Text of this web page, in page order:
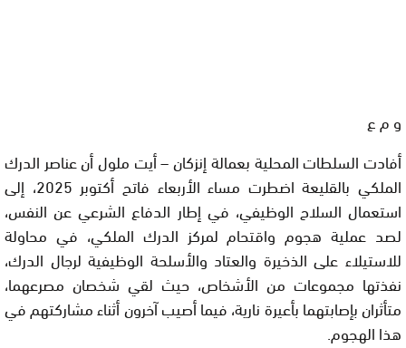
و م ع
أفادت السلطات المحلية بعمالة إنزكان – أيت ملول أن عناصر الدرك
الملكي بالقليعة اضطرت مساء الأربعاء فاتح أكتوبر 2025، إلى
استعمال السلاح الوظيفي، في إطار الدفاع الشرعي عن النفس،
لصد عملية هجوم واقتحام لمركز الدرك الملكي، في محاولة
للاستيلاء على الذخيرة والعتاد والأسلحة الوظيفية لرجال الدرك،
نفذتها مجموعات من الأشخاص، حيث لقي شخصان مصرعهما،
متأثران بإصابتهما بأعيرة نارية، فيما أصيب آخرون أثناء مشاركتهم في
هذا الهجوم.